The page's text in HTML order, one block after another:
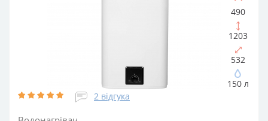
490
1203
532
150 л
2 відгука